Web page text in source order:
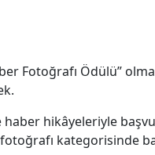
Fotoğrafı Ödülü”
haber hikâyeleriyle
kategorisinde